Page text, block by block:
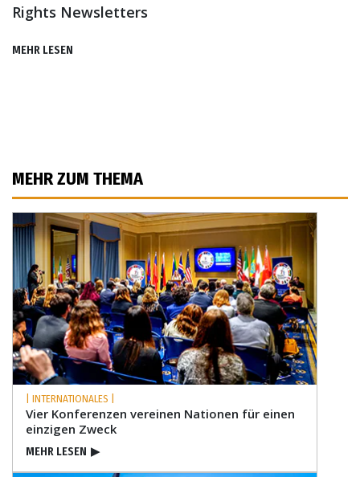
Rights Newsletters
MEHR LESEN
MEHR ZUM THEMA
| INTERNATIONALES |
Vier Konferenzen vereinen Nationen für einen
einzigen Zweck
MEHR LESEN ▶